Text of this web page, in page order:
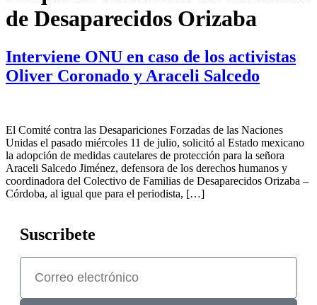
de Desaparecidos Orizaba
Interviene ONU en caso de los activistas
Oliver Coronado y Araceli Salcedo
El Comité contra las Desapariciones Forzadas de las Naciones
Unidas el pasado miércoles 11 de julio, solicitó al Estado mexicano
la adopción de medidas cautelares de protección para la señora
Araceli Salcedo Jiménez, defensora de los derechos humanos y
coordinadora del Colectivo de Familias de Desaparecidos Orizaba –
Córdoba, al igual que para el periodista, […]
Suscribete